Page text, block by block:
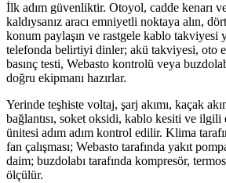
İlk adım güvenliktir. Otoyol, cadde kenarı
kaldıysanız aracı emniyetli noktaya alın,
konum paylaşın ve rastgele kablo takviyesi
telefonda belirtiyi dinler; akü takviyesi, oto
basınç testi, Webasto kontrolü veya
doğru ekipmanı hazırlar.
Yerinde teşhiste voltaj, şarj akımı, kaçak
bağlantısı, soket oksidi, kablo kesiti ve
ünitesi adım adım kontrol edilir. Klima
fan çalışması; Webasto tarafında yakıt
daim; buzdolabı tarafında kompresör,
ölçülür.